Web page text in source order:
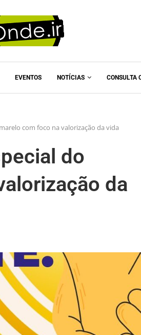
EVENTOS NOTÍCIAS CONSULTA
com foco na valorização da vida
do
da